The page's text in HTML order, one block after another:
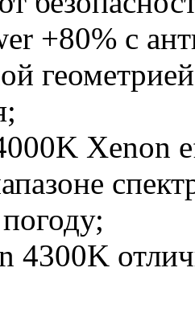
+80% с
Xenon
4300K